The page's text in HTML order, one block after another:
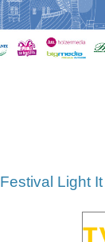
Festival Light